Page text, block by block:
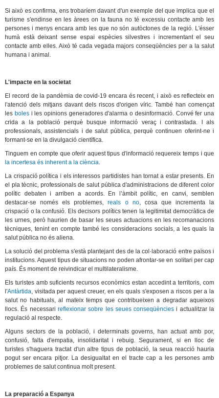
Si això es confirma, ens trobaríem davant d'un exemple del que implica que el
turisme s'endinse en les àrees on la fauna no té excessiu contacte amb les
persones i menys encara amb les que no són autòctones de la regió. L'ésser
humà està deixant sense espai espècies silvestres i incrementant el seu
contacte amb elles. Això té cada vegada majors conseqüències per a la salut
humana i animal.
L'impacte en la societat
El record de la pandèmia de covid-19 encara és recent, i això es reflecteix en
l'atenció dels mitjans davant dels riscos d'origen víric. També han començat
les bolesi les opinions generadores d'alarma o desinformació. Convé fer una
crida a la població perquè busque informació veraç i contrastada. I als
professionals, assistencials i de salut pública, perquè continuen oferint-ne i
formant-se en la divulgació científica.
Tinguem en compte que oferir aquest tipus d'informació requereix temps i que
la incertesa és inherent a la ciència.
La crispació política i els interessos partidistes han tornat a estar presents. En
el pla tècnic, professionals de salut pública d'administracions de diferent color
polític debaten i arriben a acords. En l’àmbit polític, en canvi, semblen
destacar-se només els problemes,reals o no, cosa que incrementa la
crispació o la confusió. Els decisors polítics tenen la legitimitat democràtica de
les urnes, però haurien de basar les seues actuacions en les recomanacions
tècniques, tenint en compte també les consideracions socials, a les quals la
salut pública no és aliena.
La solució del problema s'està plantejant des de la col·laboració entre països i
institucions. Aquest tipus de situacions no poden afrontar-se en solitari per cap
país. És moment de reivindicar el multilateralisme.
Els turistes amb suficients recursos econòmics estan accedint a territoris, com
l'Antàrtida, visitada per aquest creuer, en els quals s'exposen a riscos per a la
salut no habituals, al mateix temps que contribueixen a degradar aqueixos
llocs. És necessari reflexionar sobre les seues conseqüències i actualitzar la
regulació al respecte.
Alguns sectors de la població, i determinats governs, han actuat amb por,
confusió, falta d'empatia, insolidaritat i rebuig. Segurament, si en lloc de
turistes s'haguera tractat d'un altre tipus de població, la seua reacció hauria
pogut ser encara pitjor. La desigualtat en el tracte cap a les persones amb
problemes de salut continua molt present.
La preparació a Espanya